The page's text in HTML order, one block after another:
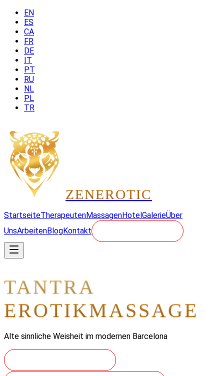
EN
ES
CA
FR
DE
IT
PT
RU
NL
PL
TR
ZENEROTIC
StartseiteTherapeutenMassagenHotelGalerieÜber
UnsArbeitenBlogKontakt
TANTRA
EROTIKMASSAGE
Alte sinnliche Weisheit im modernen Barcelona